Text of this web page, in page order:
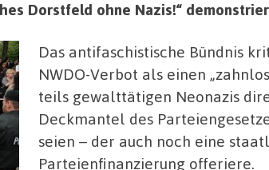
Dorstfeld ohne Nazis!“
Das antifaschistische Bündnis
NWDO-Verbot als einen
teils gewalttätigen Neonazis
Deckmantel des
seien – der auch noch eine
Parteienfinanzierung offeriere.